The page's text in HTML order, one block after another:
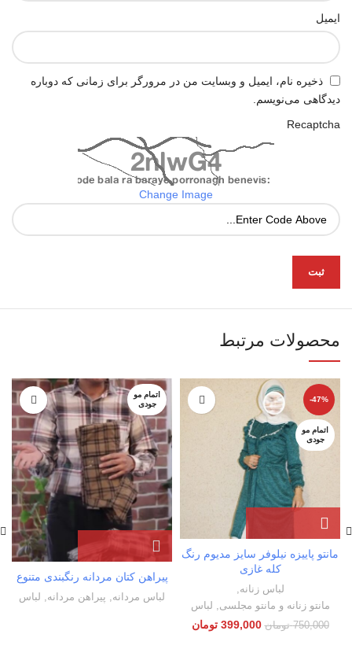
ایمیل
ذخیره نام، ایمیل و وبسایت من در مرورگر برای زمانی که دوباره
دیدگاهی می‌نویسم.
Recaptcha
Change Image
محصولات مرتبط
-47%
اتمام مو
جودی
مانتو پاییزه نیلوفر سایز مدیوم رنگ
کله غازی
لباس زنانه
مانتو زنانه و مانتو مجلسی
لباس
750,000 تومان 399,000 تومان
اتمام مو
جودی
پیراهن کتان مردانه رنگبندی متنوع
لباس مردانه پیراهن مردانه لباس